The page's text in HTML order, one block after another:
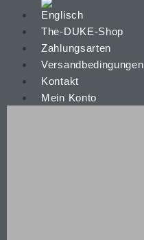
The-DUKE-Shop
Zahlungsarten
Versandbedingungen
Kontakt
Mein Konto